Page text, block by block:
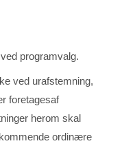
programvalg.
ved urafstemning,
foretagesaf
herom skal
ordinære